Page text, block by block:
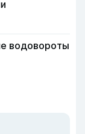
водовороты